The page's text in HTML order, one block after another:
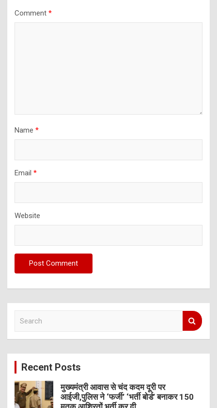
Comment *
Name *
Email *
Website
c
Recent Posts
मुख्यमंत्री आवास से चंद कदम दूरी पर
आईजी,पुलिस ने ‘फर्जी’ ‘भर्ती बोर्ड’ बनाकर 150